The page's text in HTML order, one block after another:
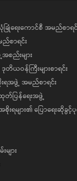
ြုံရေးကောင်စီ အမည်စာရင်
စာရင်း
စည်းများ
တိယဝန်ကြီးများစာရင်း
ရအဖွဲ့ အမည်စာရင်း
တ်ပြန်ရေးအဖွဲ့
ရများ၏ ပြောရေးဆိုခွင့်
ျား